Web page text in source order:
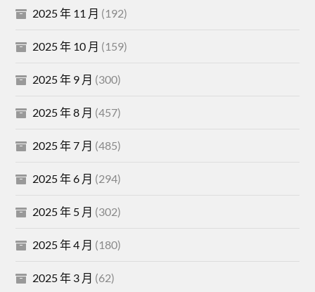
2025 年 11 月 (192)
2025 年 10 月 (159)
2025 年 9 月 (300)
2025 年 8 月 (457)
2025 年 7 月 (485)
2025 年 6 月 (294)
2025 年 5 月 (302)
2025 年 4 月 (180)
2025 年 3 月 (62)